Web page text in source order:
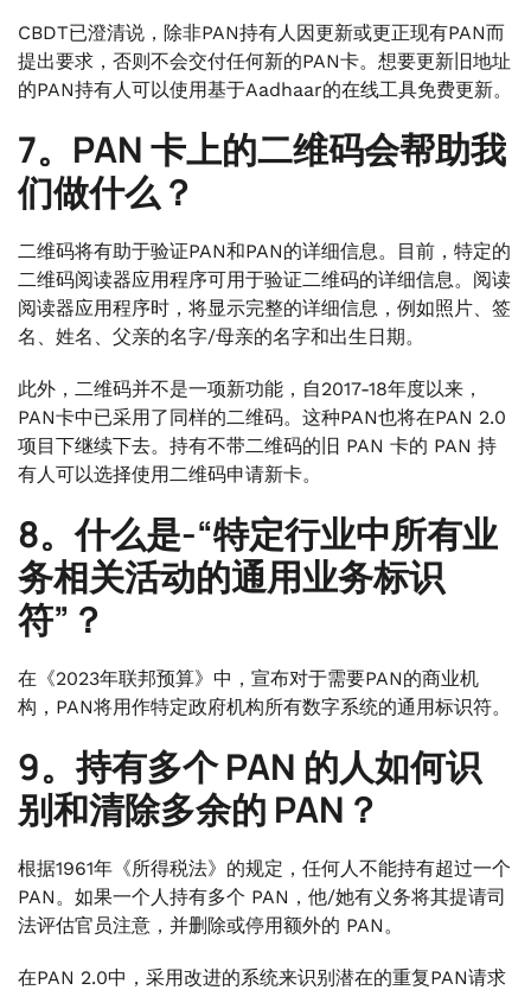
CBDT已澄清说，除非PAN持有人因更新或更正现有PAN而
提出要求，否则不会交付任何新的PAN卡。想要更新旧地址
的PAN持有人可以使用基于Aadhaar的在线工具免费更新。
7。PAN 卡上的二维码会帮助我
们做什么？
二维码将有助于验证PAN和PAN的详细信息。目前，特定的
二维码阅读器应用程序可用于验证二维码的详细信息。阅读
阅读器应用程序时，将显示完整的详细信息，例如照片、签
名、姓名、父亲的名字/母亲的名字和出生日期。
此外，二维码并不是一项新功能，自2017-18年度以来，
PAN卡中已采用了同样的二维码。这种PAN也将在PAN 2.0
项目下继续下去。持有不带二维码的旧 PAN 卡的 PAN 持
有人可以选择使用二维码申请新卡。
8。什么是-“特定行业中所有业
务相关活动的通用业务标识
符”？
在《2023年联邦预算》中，宣布对于需要PAN的商业机
构，PAN将用作特定政府机构所有数字系统的通用标识符。
9。持有多个 PAN 的人如何识
别和清除多余的 PAN？
根据1961年《所得税法》的规定，任何人不能持有超过一个
PAN。如果一个人持有多个 PAN，他/她有义务将其提请司
法评估官员注意，并删除或停用额外的 PAN。
在PAN 2.0中，采用改进的系统来识别潜在的重复PAN请求